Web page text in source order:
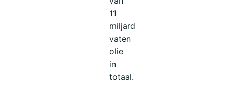
11
miljard
vaten
olie
in
totaal.